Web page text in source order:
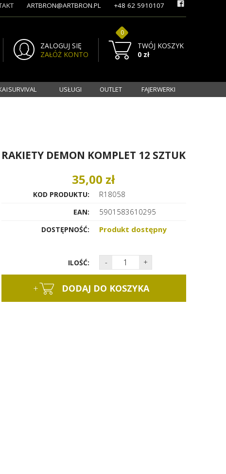
ZALOGUJ SIĘ
ZAŁÓŻ KONTO
TWÓJ KOSZYK
0
0 zł
ARTBRON@ARTBRON.PL +48 62 5910107
I SURVIVAL USŁUGI OUTLET FAJERWERKI
RAKIETY DEMON KOMPLET 12 SZTUK
35,00 zł
KOD PRODUKTU: R18058
EAN: 5901583610295
DOSTĘPNOŚĆ: Produkt dostępny
ILOŚĆ: - +
+ DODAJ DO KOSZYKA